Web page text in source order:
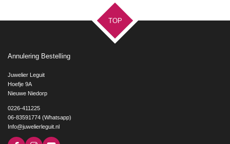
TOP
Annulering Bestelling
Juwelier Leguit
Hoefje 9A
Nieuwe Niedorp
0226-411225
06-83591774 (Whatsapp)
Info@juwelierleguit.nl